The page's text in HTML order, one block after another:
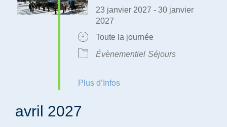
23 janvier 2027 - 30 janvier
2027
Toute la journée
Évènementiel Séjours
Plus d’Infos
avril 2027